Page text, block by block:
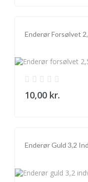
Enderør Forsølvet
10,00 kr.
Enderør Guld 3,2